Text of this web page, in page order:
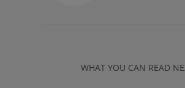
WHAT YOU CAN READ